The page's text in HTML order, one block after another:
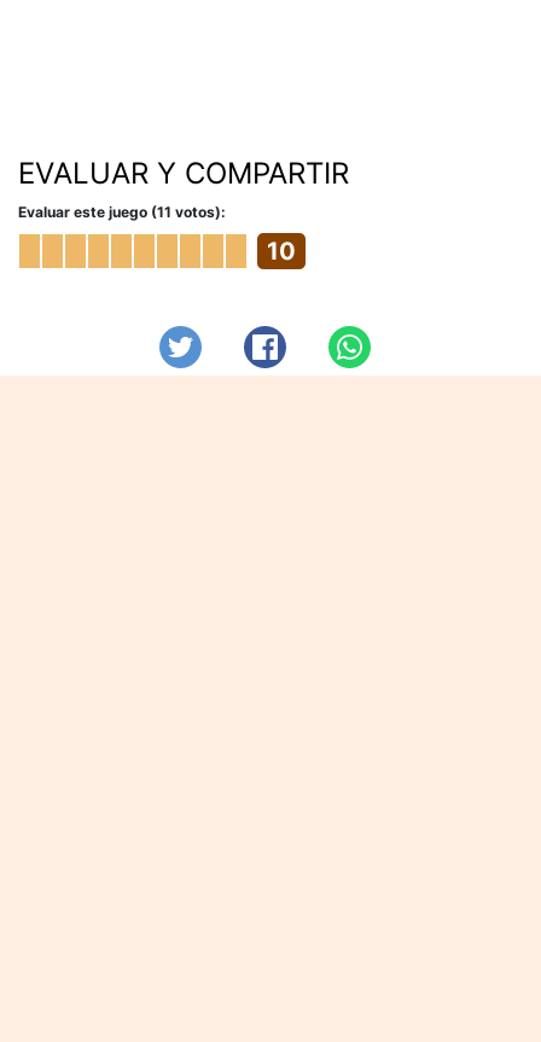
EVALUAR Y COMPARTIR
Evaluar este juego (11 votos):
10